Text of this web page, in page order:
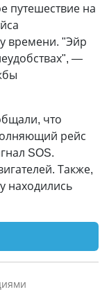
путешествие на
времени. "Эйр
—
что
рейс
SOS.
Также,
находились